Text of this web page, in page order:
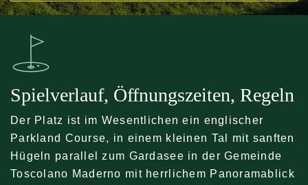
Spielverlauf, Öffnungszeiten, Regeln
Der Platz ist im Wesentlichen ein englischer
Parkland Course, in einem kleinen Tal mit sanften
Hügeln parallel zum Gardasee in der Gemeinde
Toscolano Maderno mit herrlichem Panoramablick